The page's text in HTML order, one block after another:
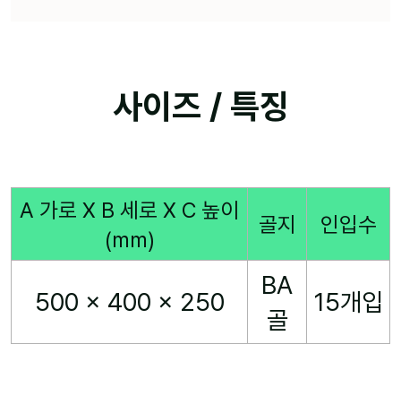
사이즈 / 특징
A 가로 X B 세로 X C 높이
(mm)
골지 인입수
500 x 400 x 250
BA
골
15개입